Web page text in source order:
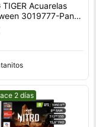
TIGER Acuarelas
3019777-Pant-
2 días